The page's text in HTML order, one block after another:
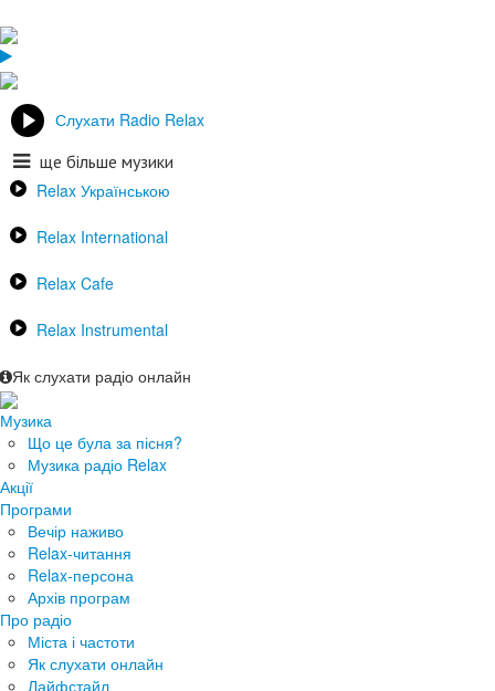
Слухати Radio Relax
ще більше музики
Relax Українською
Relax International
Relax Cafe
Relax Instrumental
Як слухати радіо онлайн
Музика
Що це була за пісня?
Музика радіо Relax
Акції
Програми
Вечір наживо
Relax-читання
Relax-персона
Архів програм
Про радіо
Міста і частоти
Як слухати онлайн
Лайфстайл